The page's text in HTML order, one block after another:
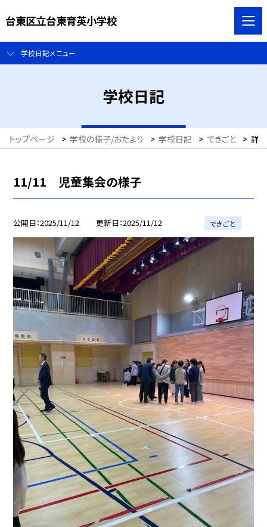
台東区立台東育英小学校
学校日記メニュー
学校日記
トップページ > 学校の様子/おたより > 学校日記 > できごと > 詳細
11/11 児童集会の様子
公開日 2025/11/12 更新日 2025/11/12 できごと